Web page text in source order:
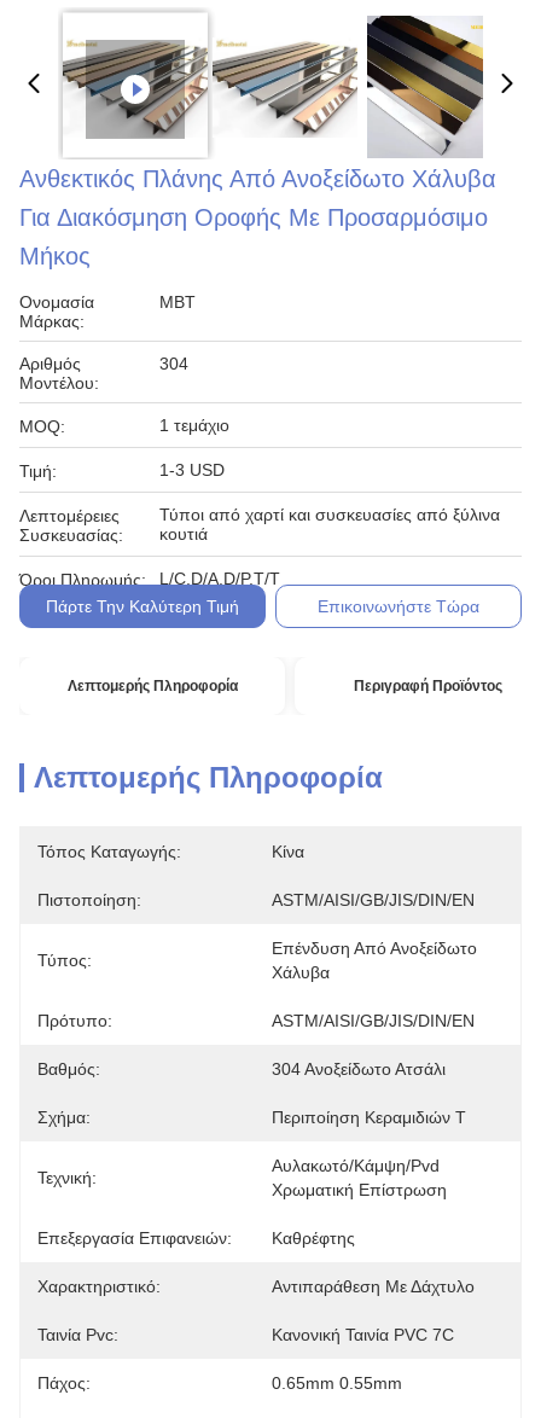
Ανθεκτικός Πλάνης Από Ανοξείδωτο Χάλυβα
Για Διακόσμηση Οροφής Με Προσαρμόσιμο
Μήκος
Ονομασία
Μάρκας:
MBT
Αριθμός
Μοντέλου:
304
MOQ: 1 τεμάχιο
Τιμή: 1-3 USD
Λεπτομέρειες
Συσκευασίας:
Τύποι από χαρτί και συσκευασίες από ξύλινα
κουτιά
Όροι Πληρωμής:
L/C,D/A,D/P,T/T
Πάρτε Την Καλύτερη Τιμή
Επικοινωνήστε Τώρα
Λεπτομερής Πληροφορία Περιγραφή Προϊόντος
Λεπτομερής Πληροφορία
Τόπος Καταγωγής: Κίνα
Πιστοποίηση: ASTM/AISI/GB/JIS/DIN/EN
Τύπος:
Επένδυση Από Ανοξείδωτο
Χάλυβα
Πρότυπο: ASTM/AISI/GB/JIS/DIN/EN
Βαθμός: 304 Ανοξείδωτο Ατσάλι
Σχήμα: Περιποίηση Κεραμιδιών Τ
Τεχνική:
Αυλακωτό/κάμψη/pvd
Χρωματική Επίστρωση
Επεξεργασία Επιφανειών: Καθρέφτης
Χαρακτηριστικό: Αντιπαράθεση Με Δάχτυλο
Ταινία Pvc: Κανονική Ταινία PVC 7C
Πάχος: 0.65mm 0.55mm